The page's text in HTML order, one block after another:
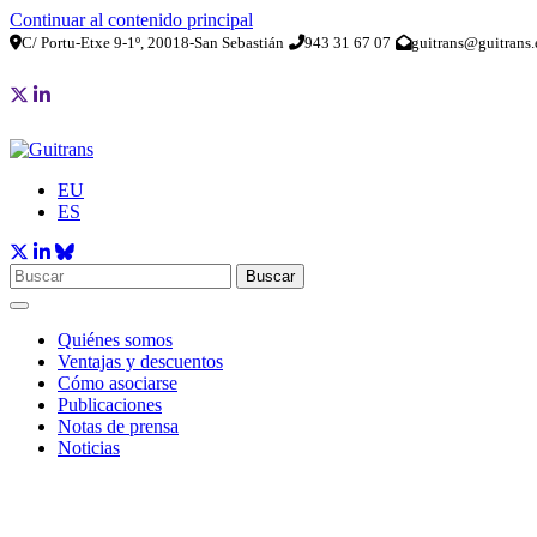
Continuar al contenido principal
C/ Portu-Etxe 9-1º, 20018-San Sebastián 943 31 67 07
EU
ES
Buscar
Quiénes somos
Ventajas y descuentos
Cómo asociarse
Publicaciones
Notas de prensa
Noticias